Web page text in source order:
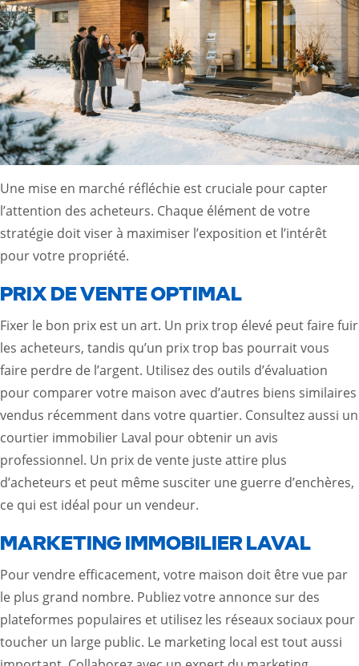
Une mise en marché réfléchie est cruciale pour capter
l’attention des acheteurs. Chaque élément de votre
stratégie doit viser à maximiser l’exposition et l’intérêt
pour votre propriété.
PRIX DE VENTE OPTIMAL
Fixer le bon prix est un art. Un prix trop élevé peut faire fuir
les acheteurs, tandis qu’un prix trop bas pourrait vous
faire perdre de l’argent. Utilisez des outils d’évaluation
pour comparer votre maison avec d’autres biens similaires
vendus récemment dans votre quartier. Consultez aussi un
courtier immobilier Laval pour obtenir un avis
professionnel. Un prix de vente juste attire plus
d’acheteurs et peut même susciter une guerre d’enchères,
ce qui est idéal pour un vendeur.
MARKETING IMMOBILIER LAVAL
Pour vendre efficacement, votre maison doit être vue par
le plus grand nombre. Publiez votre annonce sur des
plateformes populaires et utilisez les réseaux sociaux pour
toucher un large public. Le marketing local est tout aussi